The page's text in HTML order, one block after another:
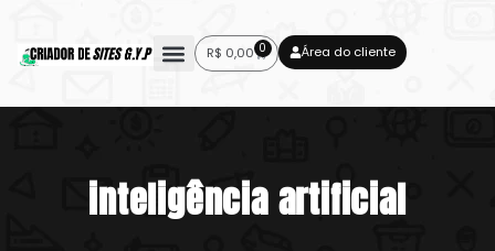
R$ 0,00 0 Área do cliente
inteligência artificial